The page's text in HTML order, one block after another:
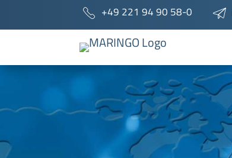
+49 221 94 90 58-0